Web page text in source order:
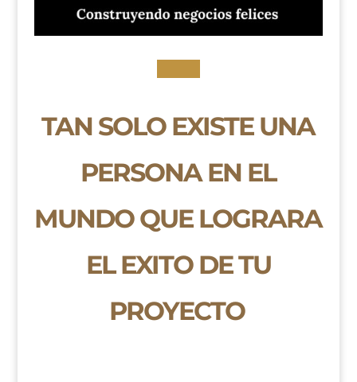
TAN SOLO EXISTE UNA
PERSONA EN EL
MUNDO QUE LOGRARA
EL EXITO DE TU
PROYECTO